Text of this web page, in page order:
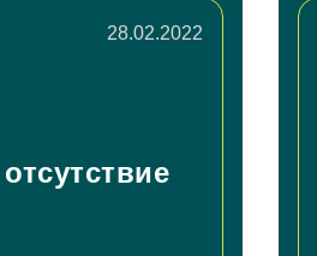
28.02.2022